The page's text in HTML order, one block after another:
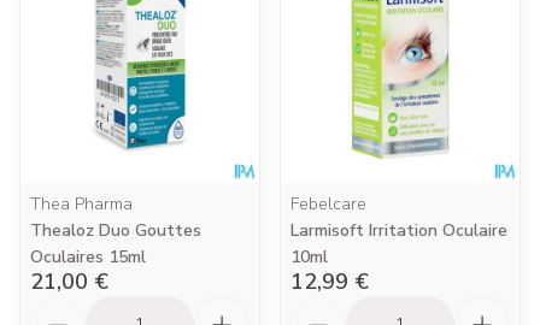
Thea Pharma
Thealoz Duo Gouttes
Oculaires 15ml
21,00 €
Febelcare
Larmisoft Irritation Oculaire
10ml
12,99 €